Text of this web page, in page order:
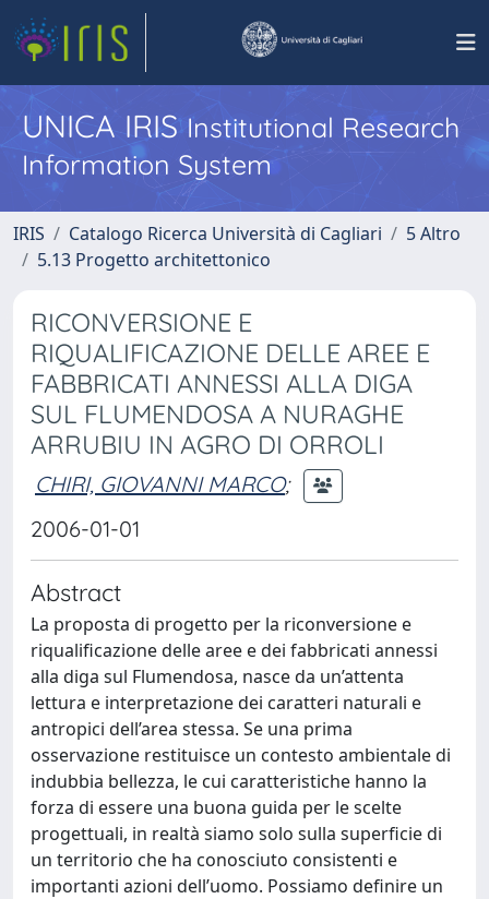
UNICA IRISInstitutional Research
Information System
IRIS Catalogo Ricerca Università di Cagliari
5 Altro
5.13 Progetto architettonico
RICONVERSIONE E
RIQUALIFICAZIONE DELLE AREE E
FABBRICATI ANNESSI ALLA DIGA
SUL FLUMENDOSA A NURAGHE
ARRUBIU IN AGRO DI ORROLI
CHIRI, GIOVANNI MARCO;
2006-01-01
Abstract
La proposta di progetto per la riconversione e
riqualificazione delle aree e dei fabbricati annessi
alla diga sul Flumendosa, nasce da un’attenta
lettura e interpretazione dei caratteri naturali e
antropici dell’area stessa. Se una prima
osservazione restituisce un contesto ambientale di
indubbia bellezza, le cui caratteristiche hanno la
forza di essere una buona guida per le scelte
progettuali, in realtà siamo solo sulla superficie di
un territorio che ha conosciuto consistenti e
importanti azioni dell’uomo. Possiamo definire un